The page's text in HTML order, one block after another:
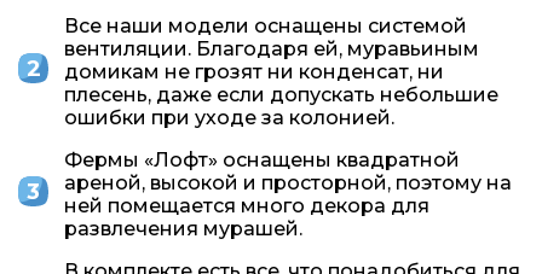
Все наши модели оснащены системой
вентиляции. Благодаря ей, муравьиным
домикам не грозят ни конденсат, ни
плесень, даже если допускать небольшие
ошибки при уходе за колонией.
Фермы «Лофт» оснащены квадратной
ареной, высокой и просторной, поэтому на
ней помещается много декора для
развлечения мурашей.